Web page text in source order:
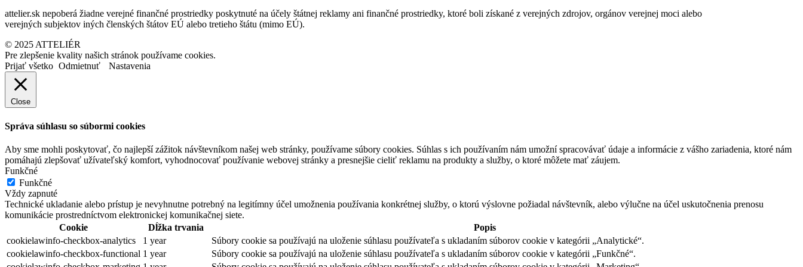
attelier.sk nepoberá žiadne verejné finančné prostriedky poskytnuté na účely štátnej reklamy ani finančné prostriedky, ktoré boli získané z verejných zdrojov, orgánov verejnej moci alebo
verejných subjektov iných členských štátov EÚ alebo tretieho štátu (mimo EÚ).
© 2025 ATTELIÉR
Pre zlepšenie kvality našich stránok používame cookies.
Prijať všetko Odmietnuť Nastavenia
Close
Správa súhlasu so súbormi cookies
Aby sme mohli poskytovať, čo najlepší zážitok návštevníkom našej web stránky, používame súbory cookies. Súhlas s ich používaním nám umožní spracovávať údaje a informácie z vášho zariadenia, ktoré nám
pomáhajú zlepšovať užívateľský komfort, vyhodnocovať používanie webovej stránky a presnejšie cieliť reklamu na produkty a služby, o ktoré môžete mať záujem.
Funkčné
Funkčné
Vždy zapnuté
Technické ukladanie alebo prístup je nevyhnutne potrebný na legitímny účel umožnenia používania konkrétnej služby, o ktorú výslovne požiadal návštevník, alebo výlučne na účel uskutočnenia prenosu
komunikácie prostredníctvom elektronickej komunikačnej siete.
Cookie
Dĺžka trvania
Popis
cookielawinfo-checkbox-analytics
1 year
Súbory cookie sa používajú na uloženie súhlasu používateľa s ukladaním súborov cookie v kategórii „Analytické“.
cookielawinfo-checkbox-functional 1 year
Súbory cookie sa používajú na uloženie súhlasu používateľa s ukladaním súborov cookie v kategórii „Funkčné“.